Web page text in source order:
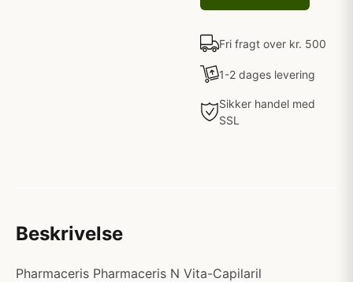
Fri fragt over kr. 500
1-2 dages levering
Sikker handel med
SSL
Beskrivelse
Pharmaceris Pharmaceris N Vita-Capilaril